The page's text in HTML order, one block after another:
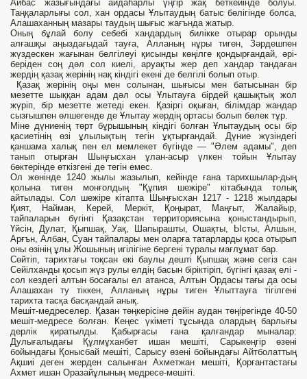
Айбас жазығындағы айдаһарлы үңгір жақ беткейінде болуы.
Таңқаларлығы сол, хан ордасы Ұлытаудың батыс бөлігінде болса,
Алашаханның мазары таудың шығыс жағънда жатыр.
Оның бұлай болу себебі хандардың билікке отырар орынды
алғашқы аңыздағыдай тауға, Алланың нұры тиген, Зәрдешпен
жүздескен жағынан белгілеуі қисынды көңілге қондырғандай, әрі-
беріден соң дәл сол киелі, аруақты жер деп хандар тандаған
жердің қазақ жерінің нақ кіндігі екені де белгілі болып отыр.
Қазақ жерінің оңы мен солынан, шығысы мен батысынан бір
мезетте шыққан адам дәл осы Ұлытауға бірдей қашықтық жол
жүріп, бір мезетте жетеді екен. Қазіргі оқыған, білімдар жандар
сызғышпен өлшегенде де Ұлытау жердің ортасы болып бөлек тұр.
Міне дүниенің төрт бұрышының кіндігі болған Ұлытаудың осы бір
қасиетінің өзі ұлылықтың тегін ұқтырғандай. Дүние жүзіндегі
қаншама халық пен ел мемлекет бүгінде — "Әлем адамы", деп
танып отырған Шыңғысхан ұлан-асыр үлкен тойын Ұлытау
бөктерінде өткізгені де тегін емес.
Ол жөнінде 1240 жылы жазылып, кейінде ғана тарихшылар-дың
қолына тиген монғолдың "Құпия шежіре" кітабында толық
айтылады. Сол шежіре кітапта Шыңғысхан 1217 - 1218 жылдары
Қият, Найман, Керей, Меркіт, Қоңырат, Маңғыт, Жалайыр,
тайпаларын бүгінгі Қазақстан территориясына қоныстандырып,
Үйсін, Дулат, Қыпшақ, Уақ, Шапырашты, Ошақты, Ысты, Алшын,
Арғън, Албан, Суан тайпалары мен оларға татарларды қоса отырып
оны өзінің ұлы Жошының игілігіне бергені туралы мағлұмат бар.
Сөйтіп, тарихтағы тоқсан екі баулы дешті Қыпшақ және сегіз сан
Сейілханды қосып жүз рулы елдің басын біріктіріп, бүгінгі қазақ елі -
сол кездегі алтын босағалы ел атанса, Алтын Ордасы тағы да осы
Алашахан ту тіккен, Алланың нұры тиген Ұлыттауға тігілгені
тарихта тасқа басқандай анық.
Мешіт-медреселер. Қазан төңкерісіне дейін аудан төңірегінде 40-50
мешіт-медресе болған. Кеңес үкіметі тұсында олардың барлығы
дерлік қиратылды. Қабырғасы ғана қалғандар мыналар:
Дулығалыдағы Құлмұханбет ишан мешіті, Сарыкеңгір өзені
бойындағы Қонысбай мешіті, Сарысу өзені бойындағы Айтболаттың
Ақшиі деген жерден салынған Ахметжан мешіті, Қорғантастағы
Ахмет ишан Оразайұлының медресе-мешіті.